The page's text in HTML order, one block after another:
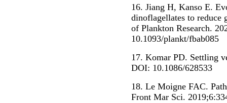
16. Jiang H, Kanso E.
dinoflagellates to reduce
of Plankton Research.
10.1093/plankt/fbab085
17. Komar PD. Settling
DOI: 10.1086/628533
18. Le Moigne FAC.
Front Mar Sci.